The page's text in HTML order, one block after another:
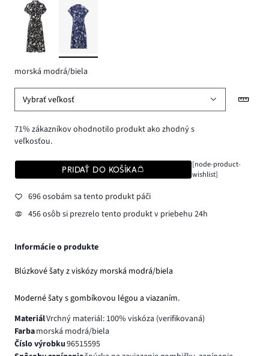
morská modrá/biela
Vybrať veľkosť
71% zákazníkov ohodnotilo produkt ako zhodný s
veľkosťou.
PRIDAŤ DO KOŠÍKA
[node-product-
wishlist]
696 osobám sa tento produkt páči
456 osôb si prezrelo tento produkt v priebehu 24h
Informácie o produkte
Blúzkové šaty z viskózy morská modrá/biela
Moderné šaty s gombíkovou légou a viazaním.
MateriálVrchný materiál: 100% viskóza (verifikovaná)
Farbamorská modrá/biela
Číslo výrobku96515595